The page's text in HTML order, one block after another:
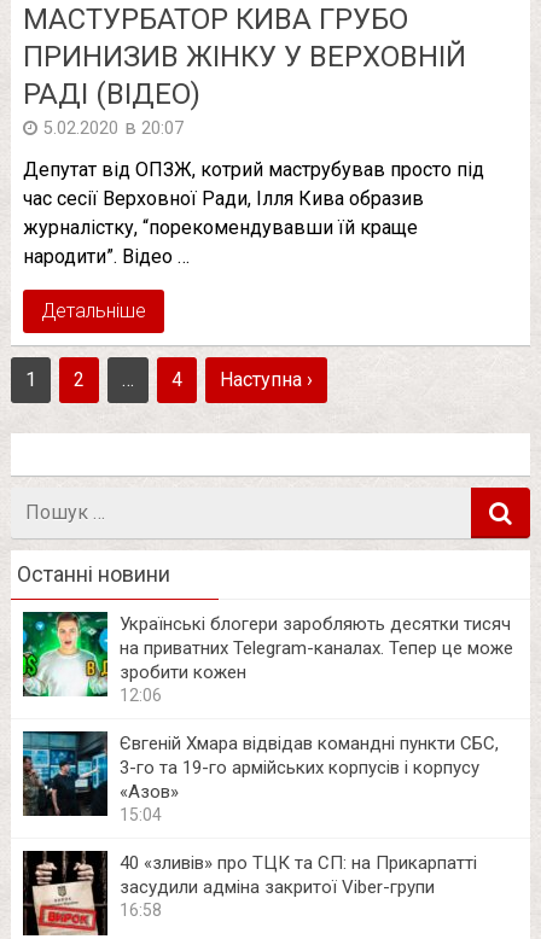
МАСТУРБАТОР КИВА ГРУБО
ПРИНИЗИВ ЖІНКУ У ВЕРХОВНІЙ
РАДІ (ВІДЕО)
5.02.2020 в 20:07
Депутат від ОПЗЖ, котрий маструбував просто під
час сесії Верховної Ради, Ілля Кива образив
журналістку, “порекомендувавши їй краще
народити”. Відео …
Детальніше
1 2 … 4 Наступна ›
Пошук
Останні новини
Українські блогери заробляють десятки тисяч
на приватних Telegram-каналах. Тепер це може
зробити кожен
12:06
Євгеній Хмара відвідав командні пункти СБС,
3-го та 19-го армійських корпусів і корпусу
«Азов»
15:04
40 «зливів» про ТЦК та СП: на Прикарпатті
засудили адміна закритої Viber-групи
16:58